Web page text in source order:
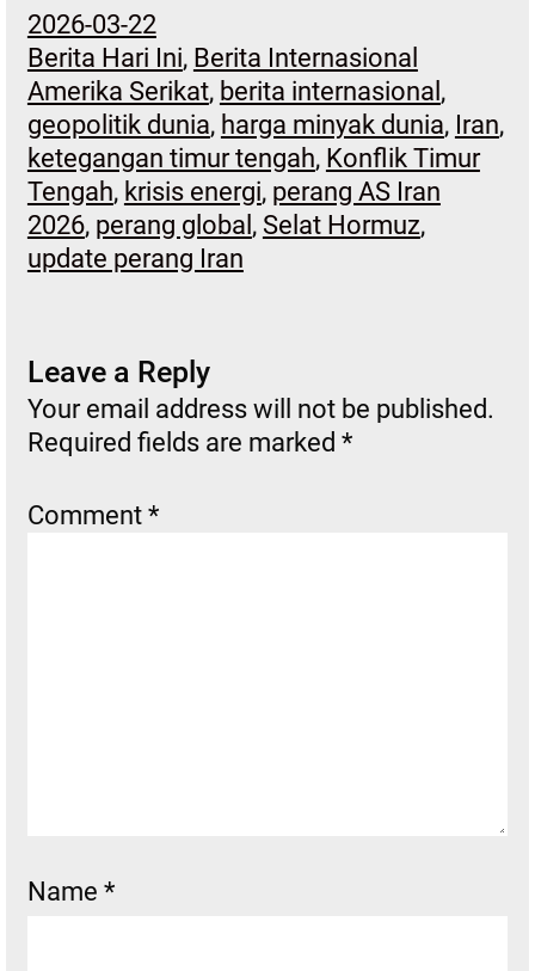
2026-03-22
Berita Hari Ini, Berita Internasional
Amerika Serikat, berita internasional ,
geopolitik dunia, harga minyak dunia, Iran,
ketegangan timur tengah, Konflik Timur
Tengah, krisis energi, perang AS Iran
2026, perang global , Selat Hormuz,
update perang Iran
Leave a Reply
Your email address will not be published.
Required fields are marked *
Comment *
Name *